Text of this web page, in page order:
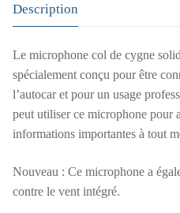
Description
Le microphone col de cygne
spécialement conçu pour être
l’autocar et pour un usage
peut utiliser ce microphone pour
informations importantes à tout
Nouveau : Ce microphone a
contre le vent intégré.